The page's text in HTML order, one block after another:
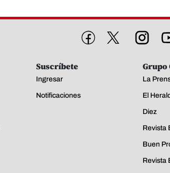
Suscríbete
Ingresar
Notificaciones
Grupo
La
El
Diez
Revista
Buen
Revista